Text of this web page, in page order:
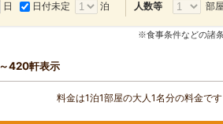
日 日付未定 泊 人数等 部屋
※食事条件などの諸
420軒表示
料金は1泊1部屋の大人1名分の料金で